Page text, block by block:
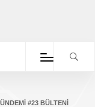
#23 BÜLTENI